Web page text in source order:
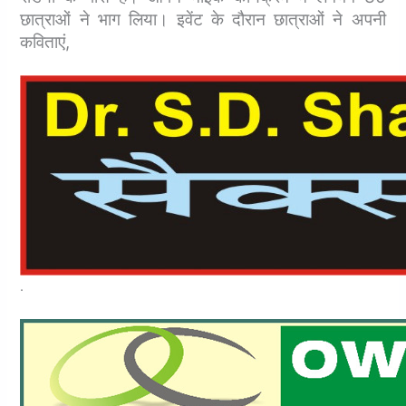
छात्राओं ने भाग लिया। इवेंट के दौरान छात्राओं ने अपनी
कविताएं,
.